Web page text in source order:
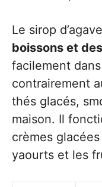
Le sirop
boissons et
facilement
contrairement
thés glacés,
maison. Il
crèmes
yaourts et les